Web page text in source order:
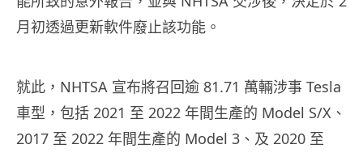
月初透過更新軟件廢止該功能。
就此，NHTSA 宣布將召回逾 81.71 萬輛涉事 Tesla
車型，包括 2021 至 2022 年間生產的 Model S/X、
2017 至 2022 年間生產的 Model 3、及 2020 至